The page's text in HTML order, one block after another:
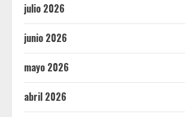
julio 2026
junio 2026
mayo 2026
abril 2026